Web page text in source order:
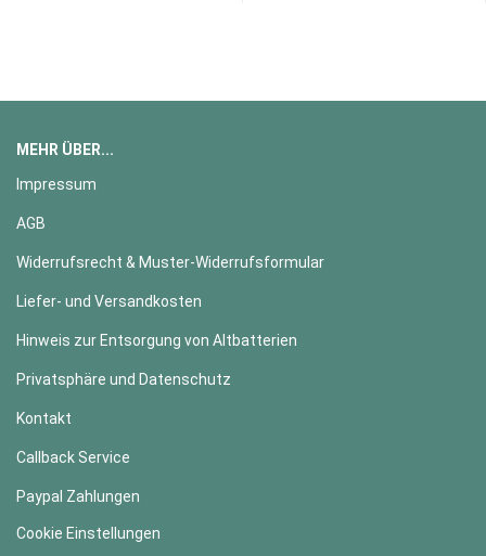
MEHR ÜBER...
Impressum
AGB
Widerrufsrecht & Muster-Widerrufsformular
Liefer- und Versandkosten
Hinweis zur Entsorgung von Altbatterien
Privatsphäre und Datenschutz
Kontakt
Callback Service
Paypal Zahlungen
Cookie Einstellungen